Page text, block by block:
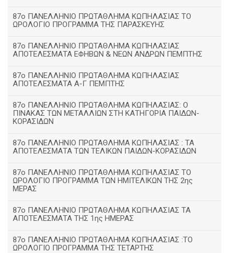
87ο ΠΑΝΕΛΛΗΝΙΟ ΠΡΩΤΑΘΛΗΜΑ ΚΩΠΗΛΑΣΙΑΣ ΤΟ
ΩΡΟΛΟΓΙΟ ΠΡΟΓΡΑΜΜΑ ΤΗΣ ΠΑΡΑΣΚΕΥΗΣ
87ο ΠΑΝΕΛΛΗΝΙΟ ΠΡΩΤΑΘΛΗΜΑ ΚΩΠΗΛΑΣΙΑΣ
ΑΠΟΤΕΛΕΣΜΑΤΑ ΕΦΗΒΩΝ & ΝΕΩΝ ΑΝΔΡΩΝ ΠΕΜΠΤΗΣ
87ο ΠΑΝΕΛΛΗΝΙΟ ΠΡΩΤΑΘΛΗΜΑ ΚΩΠΗΛΑΣΙΑΣ
ΑΠΟΤΕΛΕΣΜΑΤΑ Α-Γ ΠΕΜΠΤΗΣ
87ο ΠΑΝΕΛΛΗΝΙΟ ΠΡΩΤΑΘΛΗΜΑ ΚΩΠΗΛΑΣΙΑΣ: Ο
ΠΙΝΑΚΑΣ ΤΩΝ ΜΕΤΑΛΛΙΩΝ ΣΤΗ ΚΑΤΗΓΟΡΙΑ ΠΑΙΔΩΝ-
ΚΟΡΑΣΙΔΩΝ
87ο ΠΑΝΕΛΛΗΝΙΟ ΠΡΩΤΑΘΛΗΜΑ ΚΩΠΗΛΑΣΙΑΣ : ΤΑ
ΑΠΟΤΕΛΕΣΜΑΤΑ ΤΩΝ ΤΕΛΙΚΩΝ ΠΑΙΔΩΝ-ΚΟΡΑΣΙΔΩΝ
87ο ΠΑΝΕΛΛΗΝΙΟ ΠΡΩΤΑΘΛΗΜΑ ΚΩΠΗΛΑΣΙΑΣ ΤΟ
ΩΡΟΛΟΓΙΟ ΠΡΟΓΡΑΜΜΑ ΤΩΝ ΗΜΙΤΕΛΙΚΩΝ ΤΗΣ 2ης
ΜΕΡΑΣ
87ο ΠΑΝΕΛΛΗΝΙΟ ΠΡΩΤΑΘΛΗΜΑ ΚΩΠΗΛΑΣΙΑΣ ΤΑ
ΑΠΟΤΕΛΕΣΜΑΤΑ ΤΗΣ 1ης ΗΜΕΡΑΣ
87ο ΠΑΝΕΛΛΗΝΙΟ ΠΡΩΤΑΘΛΗΜΑ ΚΩΠΗΛΑΣΙΑΣ :ΤΟ
ΩΡΟΛΟΓΙΟ ΠΡΟΓΡΑΜΜΑ ΤΗΣ ΤΕΤΑΡΤΗΣ